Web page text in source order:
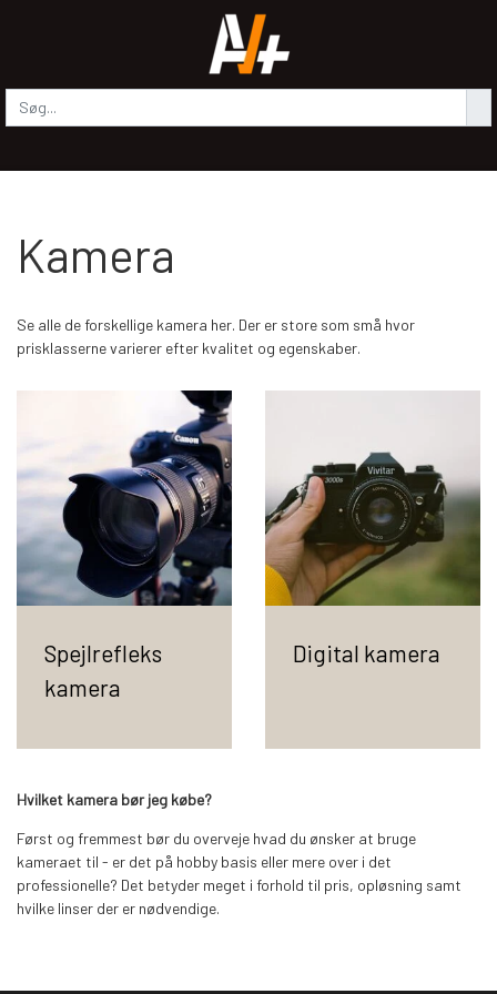
Kamera
Se alle de forskellige kamera her. Der er store som små hvor
prisklasserne varierer efter kvalitet og egenskaber.
Spejlrefleks
kamera
Digital kamera
Hvilket kamera bør jeg købe?
Først og fremmest bør du overveje hvad du ønsker at bruge
kameraet til - er det på hobby basis eller mere over i det
professionelle? Det betyder meget i forhold til pris, opløsning samt
hvilke linser der er nødvendige.